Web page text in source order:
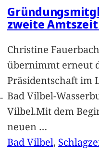
zweite
Christine Fauerbach
übernimmt erneut
Präsidentschaft im
Bad Vilbel-
Vilbel.Mit dem
neuen …
Bad Vilbel,